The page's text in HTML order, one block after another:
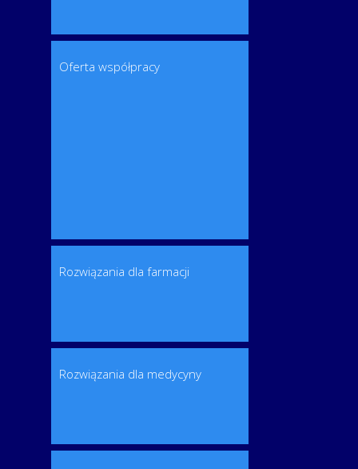
Oferta współpracy
Rozwiązania dla farmacji
Rozwiązania dla medycyny